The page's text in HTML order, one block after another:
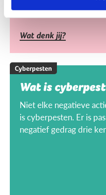
Wat denk jij?
Cyberpesten
Wat is
Niet elke negatieve
is cyberpesten. Er is
negatief gedrag drie